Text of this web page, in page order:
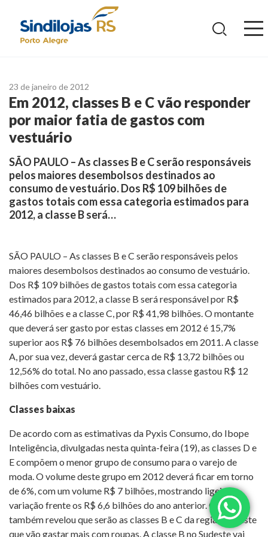
23 de janeiro de 2012
Em 2012, classes B e C vão responder
por maior fatia de gastos com
vestuário
SÃO PAULO – As classes B e C serão responsáveis
pelos maiores desembolsos destinados ao
consumo de vestuário. Dos R$ 109 bilhões de
gastos totais com essa categoria estimados para
2012, a classe B será…
SÃO PAULO – As classes B e C serão responsáveis pelos
maiores desembolsos destinados ao consumo de vestuário.
Dos R$ 109 bilhões de gastos totais com essa categoria
estimados para 2012, a classe B será responsável por R$
46,46 bilhões e a classe C, por R$ 41,98 bilhões. O montante
que deverá ser gasto por estas classes em 2012 é 15,7%
superior aos R$ 76 bilhões desembolsados em 2011. A classe
A, por sua vez, deverá gastar cerca de R$ 13,72 bilhões ou
12,56% do total. No ano passado, essa classe gastou R$ 12
bilhões com vestuário.
Classes baixas
De acordo com as estimativas da Pyxis Consumo, do Ibope
Inteligência, divulgadas nesta quinta-feira (19), as classes D e
E compõem o menor grupo de consumo para o varejo de
moda. O volume deste grupo em 2012 deverá ficar em torno
de 6%, com um volume R$ 7 bilhões, mostrando ligeira
variação frente os R$ 6,6 bilhões do ano anterior. O estudo
também revelou que serão as classes B e C da região Sudeste
que vão gastar mais com roupas. A classe B no Sudeste vai